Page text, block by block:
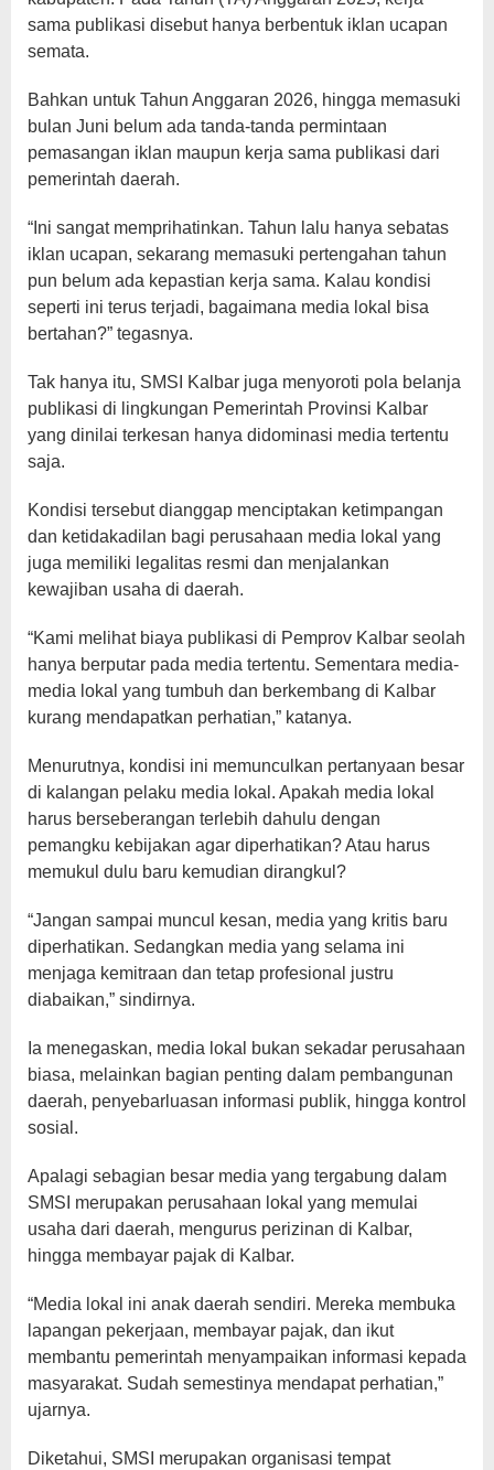
sama publikasi disebut hanya berbentuk iklan ucapan
semata.
Bahkan untuk Tahun Anggaran 2026, hingga memasuki
bulan Juni belum ada tanda-tanda permintaan
pemasangan iklan maupun kerja sama publikasi dari
pemerintah daerah.
“Ini sangat memprihatinkan. Tahun lalu hanya sebatas
iklan ucapan, sekarang memasuki pertengahan tahun
pun belum ada kepastian kerja sama. Kalau kondisi
seperti ini terus terjadi, bagaimana media lokal bisa
bertahan?” tegasnya.
Tak hanya itu, SMSI Kalbar juga menyoroti pola belanja
publikasi di lingkungan Pemerintah Provinsi Kalbar
yang dinilai terkesan hanya didominasi media tertentu
saja.
Kondisi tersebut dianggap menciptakan ketimpangan
dan ketidakadilan bagi perusahaan media lokal yang
juga memiliki legalitas resmi dan menjalankan
kewajiban usaha di daerah.
“Kami melihat biaya publikasi di Pemprov Kalbar seolah
hanya berputar pada media tertentu. Sementara media-
media lokal yang tumbuh dan berkembang di Kalbar
kurang mendapatkan perhatian,” katanya.
Menurutnya, kondisi ini memunculkan pertanyaan besar
di kalangan pelaku media lokal. Apakah media lokal
harus berseberangan terlebih dahulu dengan
pemangku kebijakan agar diperhatikan? Atau harus
memukul dulu baru kemudian dirangkul?
“Jangan sampai muncul kesan, media yang kritis baru
diperhatikan. Sedangkan media yang selama ini
menjaga kemitraan dan tetap profesional justru
diabaikan,” sindirnya.
Ia menegaskan, media lokal bukan sekadar perusahaan
biasa, melainkan bagian penting dalam pembangunan
daerah, penyebarluasan informasi publik, hingga kontrol
sosial.
Apalagi sebagian besar media yang tergabung dalam
SMSI merupakan perusahaan lokal yang memulai
usaha dari daerah, mengurus perizinan di Kalbar,
hingga membayar pajak di Kalbar.
“Media lokal ini anak daerah sendiri. Mereka membuka
lapangan pekerjaan, membayar pajak, dan ikut
membantu pemerintah menyampaikan informasi kepada
masyarakat. Sudah semestinya mendapat perhatian,”
ujarnya.
Diketahui, SMSI merupakan organisasi tempat